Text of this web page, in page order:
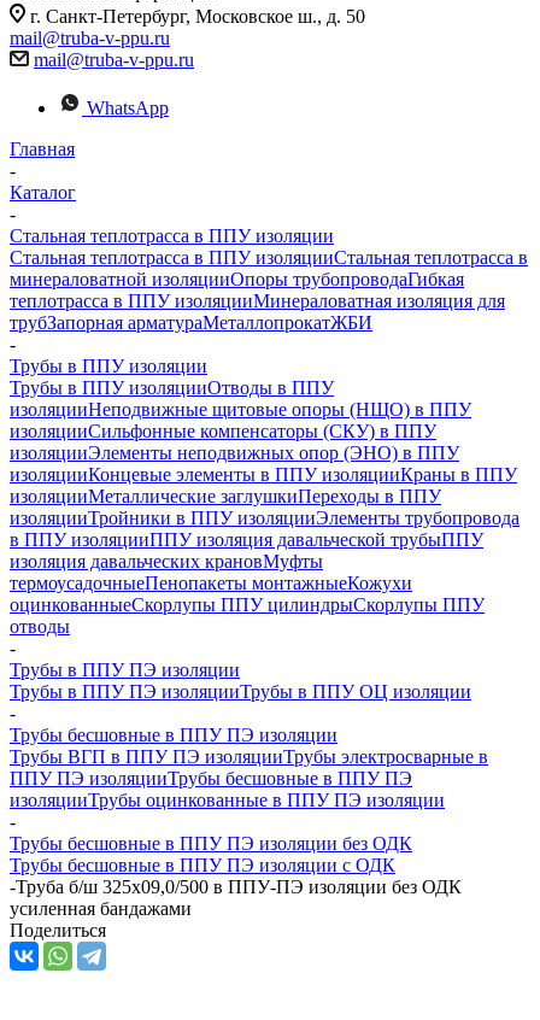
г. Санкт-Петербург, Московское ш., д. 50
mail@truba-v-ppu.ru
mail@truba-v-ppu.ru
WhatsApp
Главная
-
Каталог
-
Стальная теплотрасса в ППУ изоляции
Стальная теплотрасса в ППУ изоляцииСтальная теплотрасса в
минераловатной изоляцииОпоры трубопроводаГибкая
теплотрасса в ППУ изоляцииМинераловатная изоляция для
трубЗапорная арматураМеталлопрокатЖБИ
-
Трубы в ППУ изоляции
Трубы в ППУ изоляцииОтводы в ППУ
изоляцииНеподвижные щитовые опоры (НЩО) в ППУ
изоляцииCильфонные компенсаторы (СКУ) в ППУ
изоляцииЭлементы неподвижных опор (ЭНО) в ППУ
изоляцииКонцевые элементы в ППУ изоляцииКраны в ППУ
изоляцииМеталлические заглушкиПереходы в ППУ
изоляцииТройники в ППУ изоляцииЭлементы трубопровода
в ППУ изоляцииППУ изоляция давальческой трубыППУ
изоляция давальческих крановМуфты
термоусадочныеПенопакеты монтажныеКожухи
оцинкованныеСкорлупы ППУ цилиндрыСкорлупы ППУ
отводы
-
Трубы в ППУ ПЭ изоляции
Трубы в ППУ ПЭ изоляцииТрубы в ППУ ОЦ изоляции
-
Трубы бесшовные в ППУ ПЭ изоляции
Трубы ВГП в ППУ ПЭ изоляцииТрубы электросварные в
ППУ ПЭ изоляцииТрубы бесшовные в ППУ ПЭ
изоляцииТрубы оцинкованные в ППУ ПЭ изоляции
-
Трубы бесшовные в ППУ ПЭ изоляции без ОДК
Трубы бесшовные в ППУ ПЭ изоляции с ОДК
-Труба б/ш 325х09,0/500 в ППУ-ПЭ изоляции без ОДК
усиленная бандажами
Поделиться